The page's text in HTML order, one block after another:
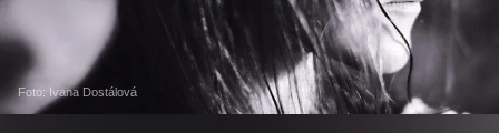
Foto: Ivana Dostálová